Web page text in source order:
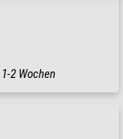
1-2 Wochen